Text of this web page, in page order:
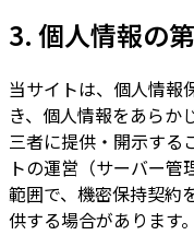
3. 個人情報の
当サイトは、個人情報
き、個人情報をあらか
三者に提供・開示する
トの運営（サーバー
範囲で、機密保持契約
供する場合があります。